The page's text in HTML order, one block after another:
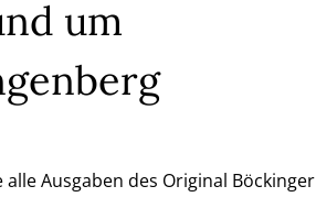
um
Ausgaben des Original Böckinger